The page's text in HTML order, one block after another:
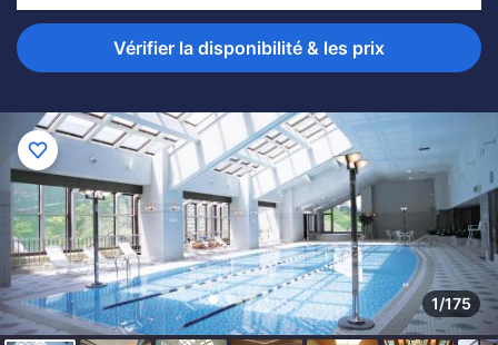
Vérifier la disponibilité & les prix
1/175